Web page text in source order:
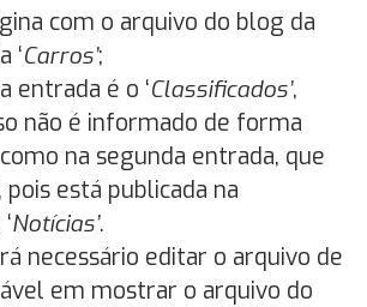
com o arquivo do blog da
‘Carros’;
entrada é o ‘Classificados’,
não é informado de forma
na segunda entrada, que
pois está publicada na
Notícias’.
necessário editar o arquivo de
em mostrar o arquivo do